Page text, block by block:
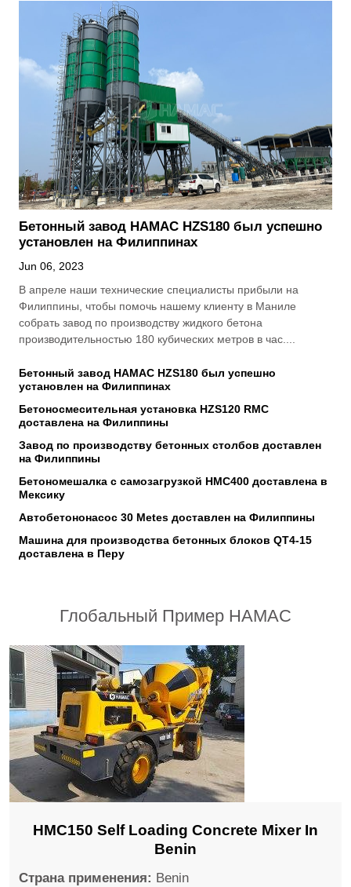
Бетонный завод HAMAC HZS180 был успешно
установлен на Филиппинах
Jun 06, 2023
В апреле наши технические специалисты прибыли на
Филиппины, чтобы помочь нашему клиенту в Маниле
собрать завод по производству жидкого бетона
производительностью 180 кубических метров в час....
Бетонный завод HAMAC HZS180 был успешно
установлен на Филиппинах
Бетоносмесительная установка HZS120 RMC
доставлена на Филиппины
Завод по производству бетонных столбов доставлен
на Филиппины
Бетономешалка с самозагрузкой HMC400 доставлена в
Мексику
Автобетононасос 30 Metes доставлен на Филиппины
Машина для производства бетонных блоков QT4-15
доставлена в Перу
Глобальный Пример HAMAC
HMC150 Self Loading Concrete Mixer In
Benin
Страна применения: Benin